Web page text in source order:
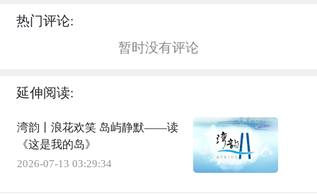
热门评论:
暂时没有评论
延伸阅读:
湾韵丨浪花欢笑 岛屿静默——读
《这是我的岛》
2026-07-13 03:29:34